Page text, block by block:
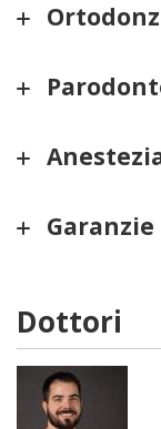
Garanzie
Dottori